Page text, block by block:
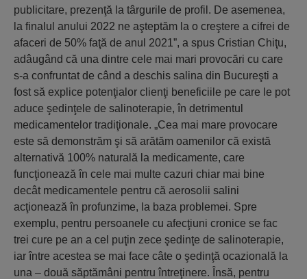
publicitare, prezenţă la târgurile de profil. De asemenea,
la finalul anului 2022 ne aşteptăm la o creştere a cifrei de
afaceri de 50% faţă de anul 2021”, a spus Cristian Chiţu,
adâugând că una dintre cele mai mari provocări cu care
s-a confruntat de când a deschis salina din Bucureşti a
fost să explice potenţialor clienţi beneficiile pe care le pot
aduce şedinţele de salinoterapie, în detrimentul
medicamentelor tradiţionale. „Cea mai mare provocare
este să demonstrăm şi să arătăm oamenilor că există
alternativă 100% naturală la medicamente, care
funcţionează în cele mai multe cazuri chiar mai bine
decât medicamentele pentru că aerosolii salini
acţionează în profunzime, la baza problemei. Spre
exemplu, pentru persoanele cu afecţiuni cronice se fac
trei cure pe an a cel puţin zece şedinţe de salinoterapie,
iar între acestea se mai face câte o şedinţă ocazională la
una – două săptămâni pentru întreţinere. Însă, pentru